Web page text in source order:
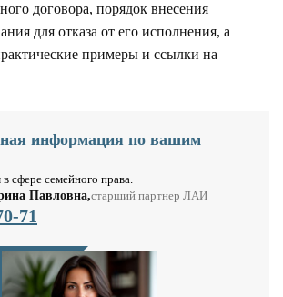
договора, порядок внесения
для отказа от его исполнения, а
примеры и ссылки на
информация по вашим
сфере семейного права.
Павловна,старший партнер ЛАИ
71